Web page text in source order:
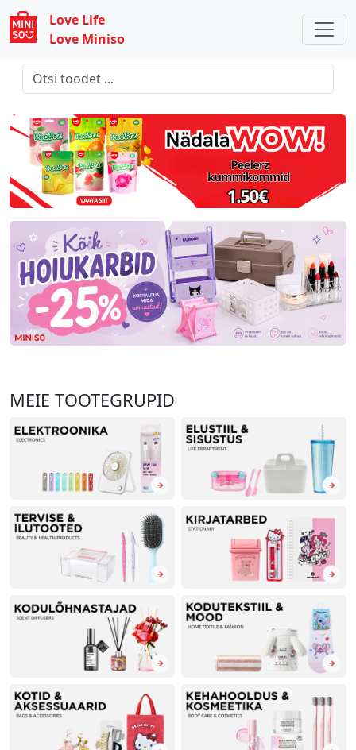
Love Life
Love Miniso
MEIE TOOTEGRUPID